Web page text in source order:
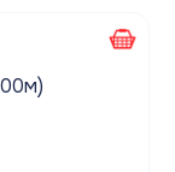
(200м)